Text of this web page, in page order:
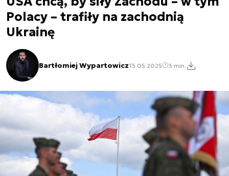
Polacy – trafiły na zachodnią
Ukrainę
Bartłomiej Wypartowicz13.05.2025 3 min.